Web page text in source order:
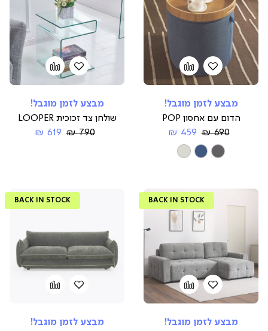
הוספה
למועדפים
Add
to
מבצע לזמן מוגבל!
הדום עם אחסון POP
החל459 ₪
Regular690 ₪
צבע
הוספה
למועדפים
Add
to
מבצע לזמן מוגבל!
שולחן צד זכוכית LOOPER
החל619 ₪
Regular790 ₪
הוספה
למועדפים
Add
to
BACK IN STOCK
מבצע לזמן מוגבל!
הוספהAdd
BACK IN STOCK
מבצע לזמן מוגבל!